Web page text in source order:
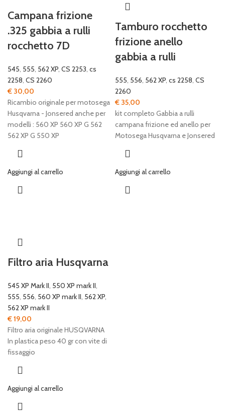
Campana frizione
.325 gabbia a rulli
rocchetto 7D
545, 555, 562 XP, CS 2253, cs
2258, CS 2260
€ 30,00
Ricambio originale per motosega
Husqvarna - Jonsered anche per
modelli : 560 XP 560 XP G 562
562 XP G 550 XP
Aggiungi al carrello
Tamburo rocchetto
frizione anello
gabbia a rulli
555, 556, 562 XP, cs 2258, CS
2260
€ 35,00
kit completo Gabbia a rulli
campana frizione ed anello per
Motosega Husqvarna e Jonsered
Aggiungi al carrello
Filtro aria Husqvarna
545 XP Mark II, 550 XP mark II,
555, 556, 560 XP mark II, 562 XP,
562 XP mark II
€19,00
Filtro aria originale HUSQVARNA
In plastica peso 40 gr con vite di
fissaggio
Aggiungi al carrello